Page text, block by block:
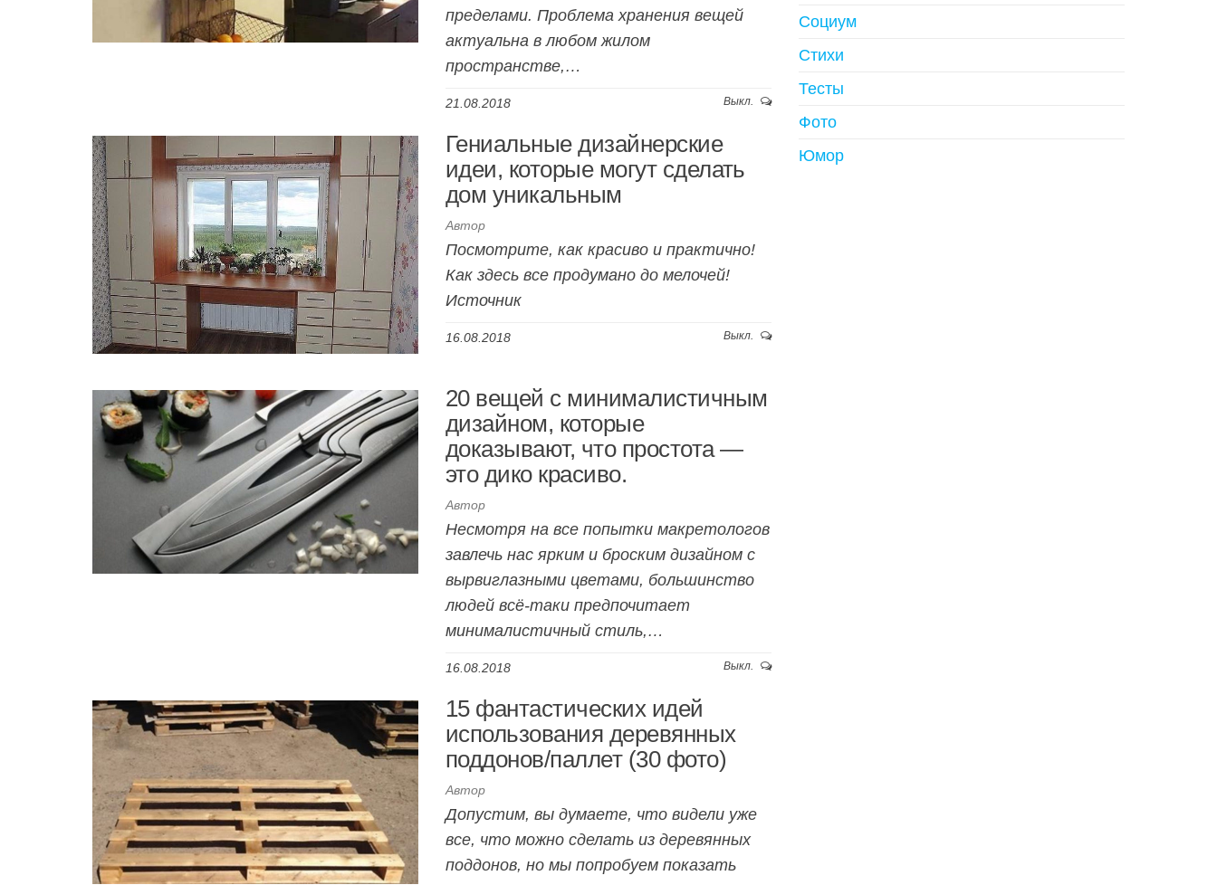
пределами. Проблема хранения вещей
актуальна в любом жилом
пространстве,…
21.08.2018 Выкл.
Гениальные дизайнерские
идеи, которые могут сделать
дом уникальным
Автор
Посмотрите, как красиво и практично!
Как здесь все продумано до мелочей!
Источник
16.08.2018 Выкл.
20 вещей с минималистичным
дизайном, которые
доказывают, что простота —
это дико красиво.
Автор
Несмотря на все попытки макретологов
завлечь нас ярким и броским дизайном с
вырвиглазными цветами, большинство
людей всё-таки предпочитает
минималистичный стиль,…
16.08.2018 Выкл.
15 фантастических идей
использования деревянных
поддонов/паллет (30 фото)
Автор
Допустим, вы думаете, что видели уже
все, что можно сделать из деревянных
поддонов, но мы попробуем показать
Социум
Стихи
Тесты
Фото
Юмор